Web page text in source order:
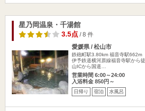
星乃岡温泉・千湯館
3.5点/ 8 件
愛媛県 / 松山市
鉄砲町駅3.80km 福音寺駅662m
伊予鉄道横河原線福音寺駅から
山ICから国道…
営業時間 6:00～24:00
入浴料金 850円～
日帰り 宿泊 水風呂